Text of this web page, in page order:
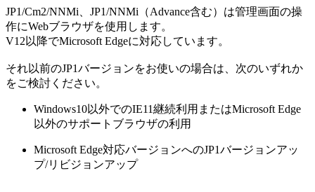
JP1/Cm2/NNMi、JP1/NNMi（Advance含む）は管理画面の操
作にWebブラウザを使用します。
V12以降でMicrosoft Edgeに対応しています。
それ以前のJP1バージョンをお使いの場合は、次のいずれか
をご検討ください。
Windows10以外でのIE11継続利用またはMicrosoft Edge
以外のサポートブラウザの利用
Microsoft Edge対応バージョンへのJP1バージョンアッ
プ/リビジョンアップ